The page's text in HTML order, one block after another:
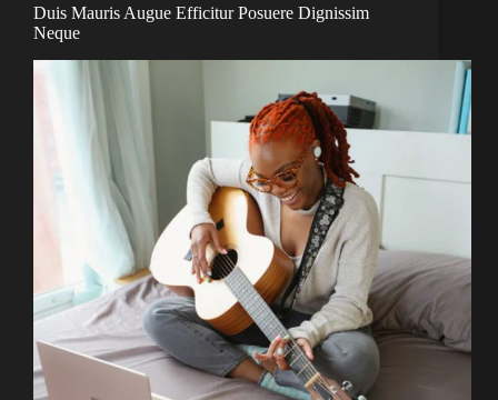
Duis Mauris Augue Efficitur Posuere Dignissim
Neque